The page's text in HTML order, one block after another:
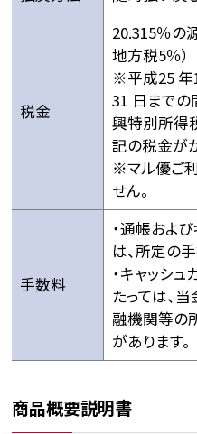
税金
20.315％の
地方税5％）
※平成25 年
31 日まで
興特別所得
記の税金が
※マル優ご
せん。
手数料
・通帳およ
は、所定の
・キャッシ
たっては、
融機関等の
があります。
商品概要説明書